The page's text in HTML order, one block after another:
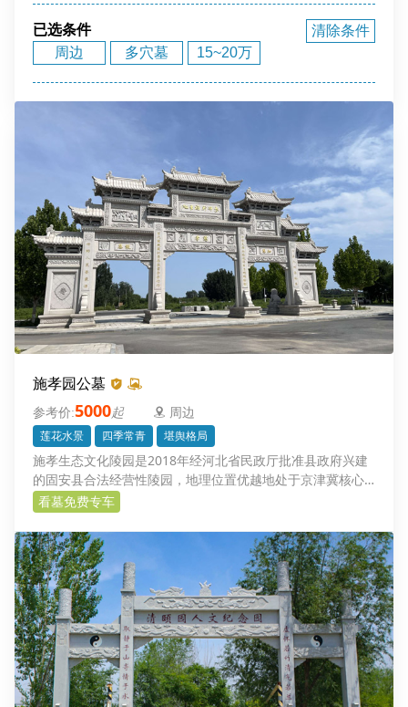
15~20万
已选条件
周边
多穴墓 15~20万
清除条件
施孝园公墓
5000起 周边
莲花水景 四季常青 堪舆格局
施孝生态文化陵园是2018年经河北省民政厅批准县政府兴建
的固安县合法经营性陵园，地理位置优越地处于京津冀核心
区中心地段.
看墓免费专车